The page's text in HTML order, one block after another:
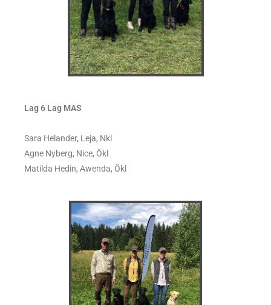
Lag 6 Lag MAS
Sara Helander, Leja, Nkl
Agne Nyberg, Nice, Ökl
Matilda Hedin, Awenda, Ökl